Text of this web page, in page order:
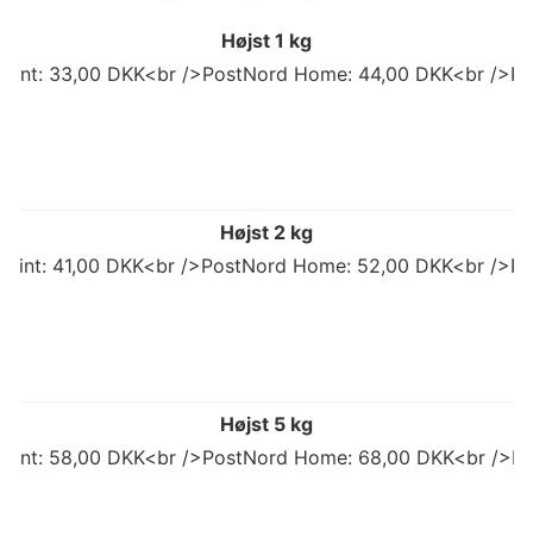
Højst 1 kg
33,00 DKK<br />PostNord Home: 44,00 DKK<br /
Højst 2 kg
41,00 DKK<br />PostNord Home: 52,00 DKK<br /
Højst 5 kg
58,00 DKK<br />PostNord Home: 68,00 DKK<br /